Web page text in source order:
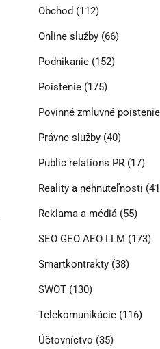
Obchod (112)
Online služby(66)
Podnikanie(152)
Poistenie(175)
Povinné zmluvné
Právne služby(40)
Public relations PR(17)
Reality a nehnuteľnosti
Reklama a médiá(55)
SEO GEO AEO LLM (173)
Smartkontrakty(38)
SWOT(130)
Telekomunikácie(116)
Účtovníctvo (35)